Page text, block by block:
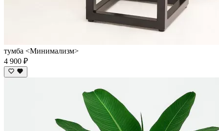
тумба <Минимализм>
4 900 ₽